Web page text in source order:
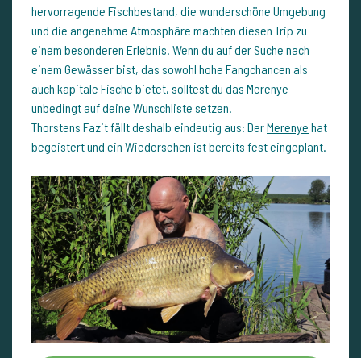
hervorragende Fischbestand, die wunderschöne Umgebung
und die angenehme Atmosphäre machten diesen Trip zu
einem besonderen Erlebnis. Wenn du auf der Suche nach
einem Gewässer bist, das sowohl hohe Fangchancen als
auch kapitale Fische bietet, solltest du das Merenye
unbedingt auf deine Wunschliste setzen.
Thorstens Fazit fällt deshalb eindeutig aus: DerMerenye hat
begeistert und ein Wiedersehen ist bereits fest eingeplant.